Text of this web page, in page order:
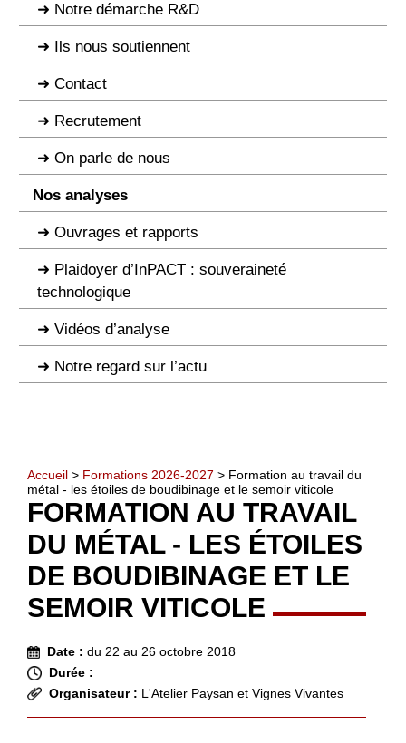
Notre démarche R&D
Ils nous soutiennent
Contact
Recrutement
On parle de nous
Nos analyses
Ouvrages et rapports
Plaidoyer d’InPACT : souveraineté
technologique
Vidéos d’analyse
Notre regard sur l’actu
Accueil > Formations 2026-2027 > Formation au travail du
métal - les étoiles de boudibinage et le semoir viticole
FORMATION AU TRAVAIL
DU MÉTAL - LES ÉTOILES
DE BOUDIBINAGE ET LE
SEMOIR VITICOLE
Date : du 22 au 26 octobre 2018
Durée :
Organisateur : L'Atelier Paysan et Vignes Vivantes